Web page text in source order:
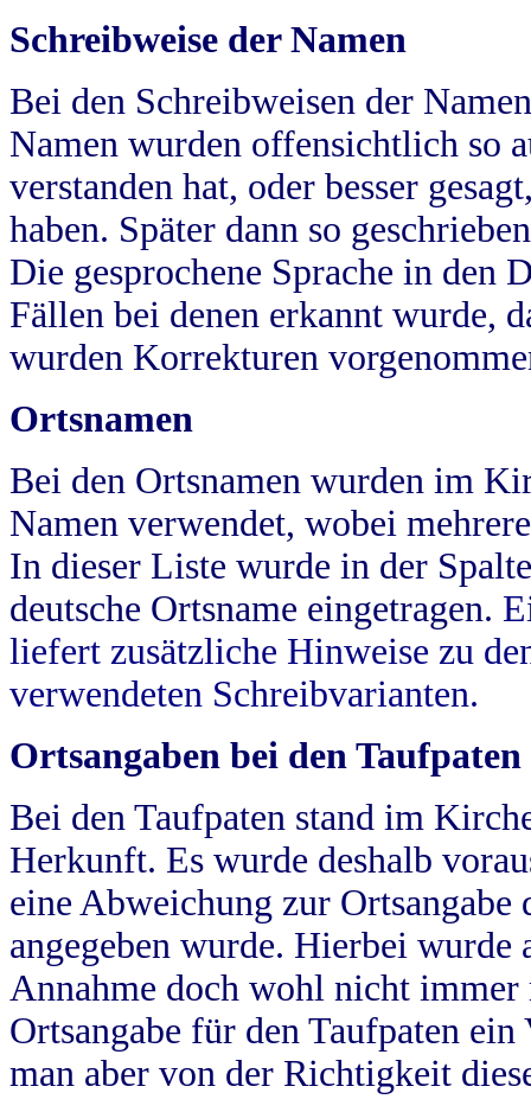
Schreibweise der Namen
Bei den Schreibweisen der
Namen wurden offensichtlich so
verstanden hat, oder besser
haben. Später dann so
Die gesprochene Sprache in
Fällen bei denen erkannt wurde,
wurden Korrekturen
Ortsnamen
Bei den Ortsnamen wurden im
Namen verwendet, wobei
In dieser Liste wurde in der
deutsche Ortsname eingetragen.
liefert zusätzliche Hinweise zu
verwendeten Schreibvarianten.
Ortsangaben bei den Taufpaten
Bei den Taufpaten stand im
Herkunft. Es wurde deshalb
eine Abweichung zur
angegeben wurde. Hierbei wurde
Annahme doch wohl nicht
Ortsangabe für den Taufpaten
man aber von der Richtigkeit